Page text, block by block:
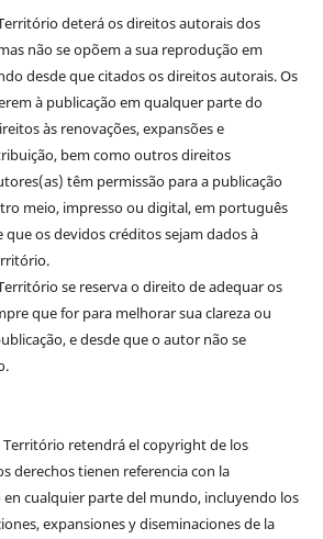
deterá os direitos autorais dos
não se opõem a sua reprodução em
desde que citados os direitos autorais. Os
à publicação em qualquer parte do
às renovações, expansões e
bem como outros direitos
têm permissão para a publicação
meio, impresso ou digital, em português
os devidos créditos sejam dados à
se reserva o direito de adequar os
que for para melhorar sua clareza ou
e desde que o autor não se
Território retendrá el copyright de los
derechos tienen referencia con la
cualquier parte del mundo, incluyendo los
expansiones y diseminaciones de la